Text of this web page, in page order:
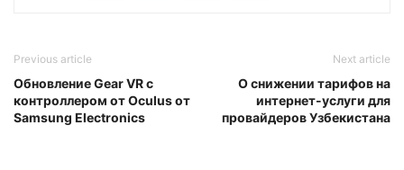
Previous article
Обновление Gear VR с
контроллером от Oculus от
Samsung Electronics
Next article
О снижении тарифов на
интернет-услуги для
провайдеров Узбекистана